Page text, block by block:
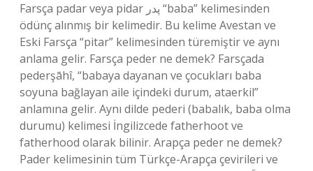
Farsça padar veya pidar پدر “baba” kelimesinden
ödünç alınmış bir kelimedir. Bu kelime Avestan ve
Eski Farsça “pitar” kelimesinden türemiştir ve aynı
anlama gelir. Farsça peder ne demek? Farsçada
pederşāhî, “babaya dayanan ve çocukları baba
soyuna bağlayan aile içindeki durum, ataerkil”
anlamına gelir. Aynı dilde pederi (babalık, baba olma
durumu) kelimesi İngilizcede fatherhoot ve
fatherhood olarak bilinir. Arapça peder ne demek?
Pader kelimesinin tüm Türkçe-Arapça çevirileri ve